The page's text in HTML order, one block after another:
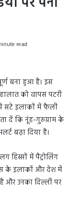
read
बना हुआ है। इस
को वापस पटरी
से सटे इलाकों में फैली
दें कि नूंह-गुरुग्राम के
बढ़ा दिया है।
हिस्सों में पैट्रोलिंग
के इलाकों और देश में
और उनका दिल्ली पर